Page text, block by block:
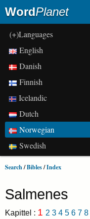
WordPlanet
(+)Languages
English
Danish
Finnish
Icelandic
Dutch
Norwegian
Swedish
Search/Bibles/Index
Salmenes
Kapittel : 1 2 3 4 5 6 7 8